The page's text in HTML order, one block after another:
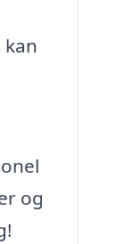
og